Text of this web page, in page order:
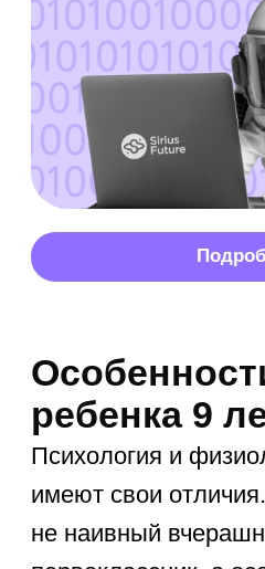
кипучую энергию в
русло. Важно давать
когда дети сами решают, во
играть, их вовлеченность
многократно.
летом 9 лет дома
Непогода или сильная жара
это великолепная площадка
для творческих
можете занять юного
конструированием сложных
или кулинарией. Спокойные
настольные игры отлично
интеллект и усидчивость,